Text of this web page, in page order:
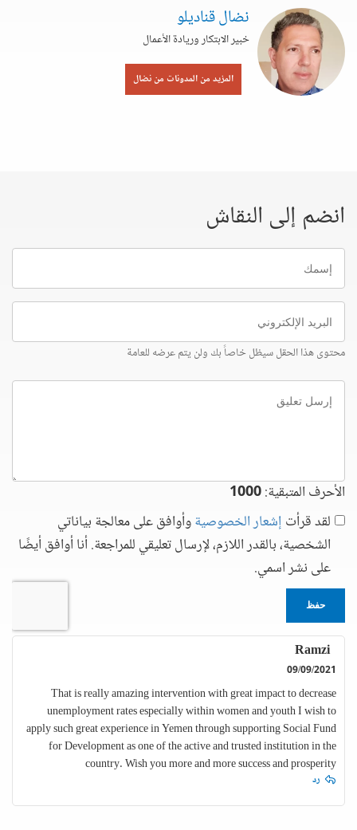
نضال قناديلو
خبير الابتكار وريادة الأعمال
المزيد من المدونات من نضال
انضم إلى النقاش
إسمك
البريد
الإلكتروني
محتوى هذا الحقل سيظل خاصاً بك ولن يتم عرضه للعامة
إرسل
تعليق
الأحرف المتبقية:1000
لقد قرأت إشعار الخصوصيةوأوافق على معالجة بياناتي
الشخصية، بالقدر اللازم، لإرسال تعليقي للمراجعة. أنا أوافق أيضًا
على نشر اسمي.
حفظ
Ramzi
09/09/2021
That is really amazing intervention with great impact to decrease
unemployment rates especially within women and youth I wish to
apply such great experience in Yemen through supporting Social Fund
for Development as one of the active and trusted institution in the
country. Wish you more and more success and prosperity
رد